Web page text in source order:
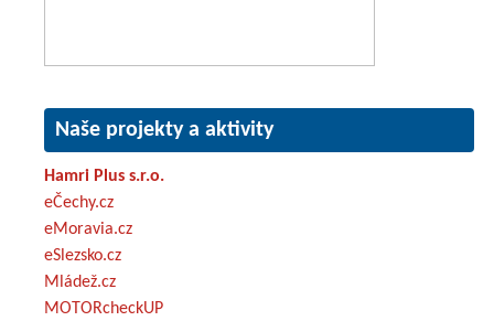
Naše projekty a aktivity
Hamri Plus s.r.o.
eČechy.cz
eMoravia.cz
eSlezsko.cz
Mládež.cz
MOTORcheckUP